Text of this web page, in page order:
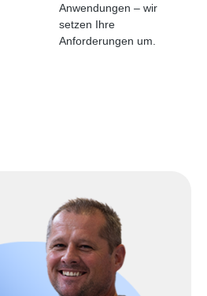
Anwendungen – wir
setzen Ihre
Anforderungen um.